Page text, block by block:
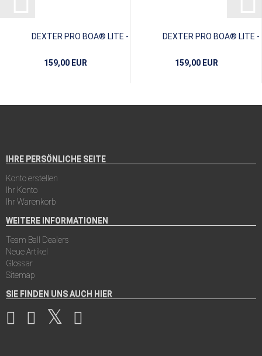
DEXTER PRO BOA® LITE -
159,00 EUR
DEXTER PRO BOA® LITE -
159,00 EUR
IHRE PERSÖNLICHE SEITE
Konto erstellen
Ihr Konto
Ihr Warenkorb
WEITERE INFORMATIONEN
Team Ball Dealers
Neue Artikel
Glossar
Sitemap
SIE FINDEN UNS AUCH HIER